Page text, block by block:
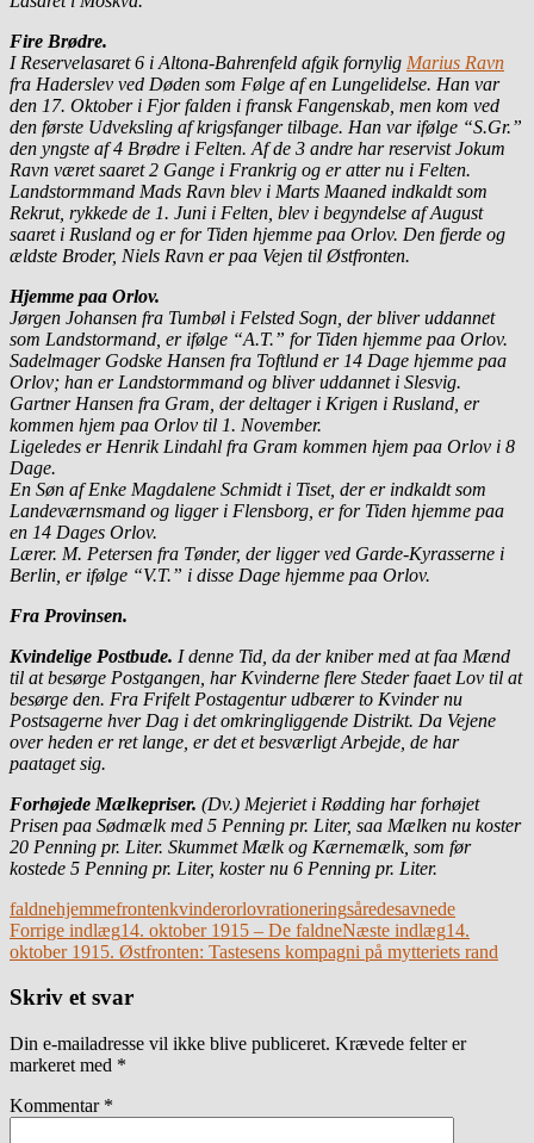
Fire Brødre.
I Reservelasaret 6 i Altona-Bahrenfeld afgik fornylig Marius Ravn
fra Haderslev ved Døden som Følge af en Lungelidelse. Han var
den 17. Oktober i Fjor falden i fransk Fangenskab, men kom ved
den første Udveksling af krigsfanger tilbage. Han var ifølge “S.Gr.”
den yngste af 4 Brødre i Felten. Af de 3 andre har reservist Jokum
Ravn været saaret 2 Gange i Frankrig og er atter nu i Felten.
Landstormmand Mads Ravn blev i Marts Maaned indkaldt som
Rekrut, rykkede de 1. Juni i Felten, blev i begyndelse af August
saaret i Rusland og er for Tiden hjemme paa Orlov. Den fjerde og
ældste Broder, Niels Ravn er paa Vejen til Østfronten.
Hjemme paa Orlov.
Jørgen Johansen fra Tumbøl i Felsted Sogn, der bliver uddannet
som Landstormand, er ifølge “A.T.” for Tiden hjemme paa Orlov.
Sadelmager Godske Hansen fra Toftlund er 14 Dage hjemme paa
Orlov; han er Landstormmand og bliver uddannet i Slesvig.
Gartner Hansen fra Gram, der deltager i Krigen i Rusland, er
kommen hjem paa Orlov til 1. November.
Ligeledes er Henrik Lindahl fra Gram kommen hjem paa Orlov i 8
Dage.
En Søn af Enke Magdalene Schmidt i Tiset, der er indkaldt som
Landeværnsmand og ligger i Flensborg, er for Tiden hjemme paa
en 14 Dages Orlov.
Lærer. M. Petersen fra Tønder, der ligger ved Garde-Kyrasserne i
Berlin, er ifølge “V.T.” i disse Dage hjemme paa Orlov.
Fra Provinsen.
Kvindelige Postbude. I denne Tid, da der kniber med at faa Mænd
til at besørge Postgangen, har Kvinderne flere Steder faaet Lov til at
besørge den. Fra Frifelt Postagentur udbærer to Kvinder nu
Postsagerne hver Dag i det omkringliggende Distrikt. Da Vejene
over heden er ret lange, er det et besværligt Arbejde, de har
paataget sig.
Forhøjede Mælkepriser. (Dv.) Mejeriet i Rødding har forhøjet
Prisen paa Sødmælk med 5 Penning pr. Liter, saa Mælken nu koster
20 Penning pr. Liter. Skummet Mælk og Kærnemælk, som før
kostede 5 Penning pr. Liter, koster nu 6 Penning pr. Liter.
faldnehjemmefrontenkvinderorlovrationeringsåredesavnede
Indlægsnavigation
Forrige indlæg14. oktober 1915 – De faldneNæste indlæg14.
oktober 1915. Østfronten: Tastesens kompagni på mytteriets rand
Skriv et svar
Din e-mailadresse vil ikke blive publiceret. Krævede felter er
markeret med *
Kommentar *